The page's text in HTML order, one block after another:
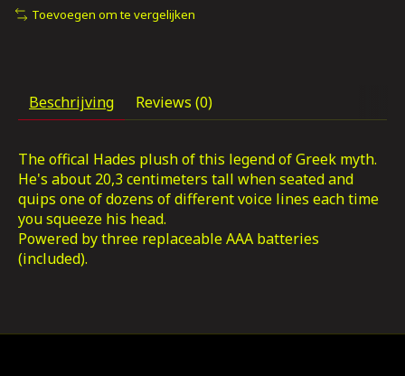
Toevoegen om te vergelijken
Beschrijving Reviews (0)
The offical Hades plush of this legend of Greek myth.
He's about 20,3 centimeters tall when seated and
quips one of dozens of different voice lines each time
you squeeze his head.
Powered by three replaceable AAA batteries
(included).